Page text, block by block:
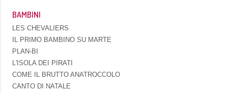
BAMBINI
LES CHEVALIERS
IL PRIMO BAMBINO SU MARTE
PLAN-BI
L'ISOLA DEI PIRATI
COME IL BRUTTO ANATROCCOLO
CANTO DI NATALE